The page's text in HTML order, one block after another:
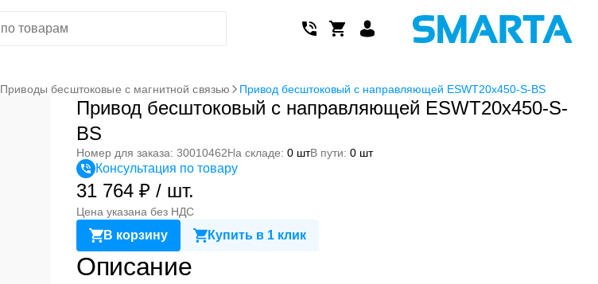
Приводы бесштоковые с магнитной связью
Привод бесштоковый с направляющей ESWT20x450-S-BS
Привод бесштоковый с направляющей ESWT20x450-S-
BS
Номер для заказа: 30010462На складе: 0 штВ пути: 0 шт
Консультация по товару
31 764 ₽ / шт.
Цена указана без НДС
В корзину Купить в 1 клик
Описание